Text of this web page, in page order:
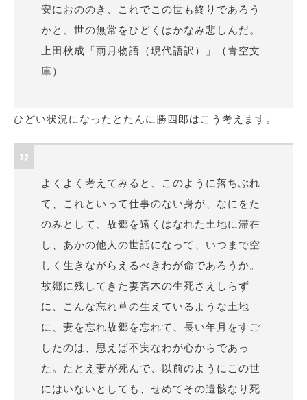
安におののき、これでこの世も終りであろう
かと、世の無常をひどくはかなみ悲しんだ。
上田秋成「雨月物語（現代語訳）」（青空文
庫）
ひどい状況になったとたんに勝四郎はこう考えます。
よくよく考えてみると、このように落ちぶれ
て、これといって仕事のない身が、なにをた
のみとして、故郷を遠くはなれた土地に滞在
し、あかの他人の世話になって、いつまで空
しく生きながらえるべきわが命であろうか。
故郷に残してきた妻宮木の生死さえしらず
に、こんな忘れ草の生えているような土地
に、妻を忘れ故郷を忘れて、長い年月をすご
したのは、思えば不実なわが心からであっ
た。たとえ妻が死んで、以前のようにこの世
にはいないとしても、せめてその遺骸なり死